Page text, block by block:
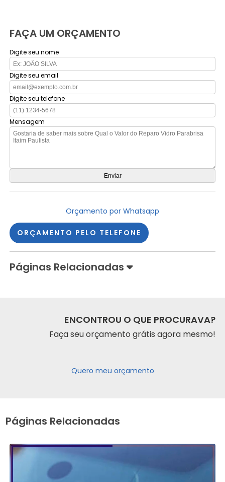
FAÇA UM ORÇAMENTO
Digite seu nome
Digite seu email
Digite seu telefone
Mensagem
Orçamento por Whatsapp
ORÇAMENTO PELO TELEFONE
Páginas Relacionadas
ENCONTROU O QUE PROCURAVA?
Faça seu orçamento grátis agora mesmo!
Quero meu orçamento
Páginas Relacionadas